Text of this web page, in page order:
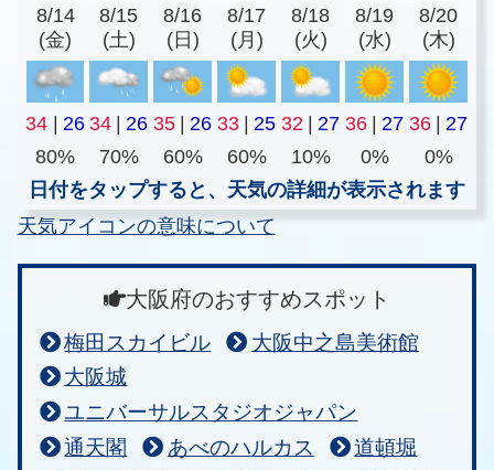
8/14
(金)
8/15
(土)
8/16
(日)
8/17
(月)
8/18
(火)
8/19
(水)
8/20
(木)
34 | 26 34 | 26 35 | 26 33 | 25 32 | 27 36 | 27 36 | 27
80%
70% 60% 60% 10% 0%
0%
日付をタップすると、天気の詳細が表示されます
天気アイコンの意味について
大阪府のおすすめスポット
梅田スカイビル
大阪中之島美術館
大阪城
ユニバーサルスタジオジャパン
通天閣
あべのハルカス
道頓堀